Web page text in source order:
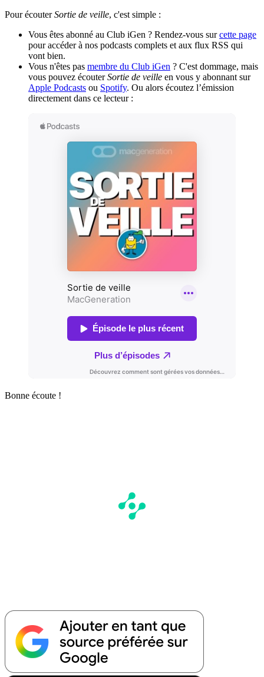
Pour écouterSortie de veille, c'est simple :
Vous êtes abonné au Club iGen ? Rendez-vous surcette page
pour accéder à nos podcasts complets et aux flux RSS qui
vont bien.
Vous n'êtes pas membre du Club iGen ? C'est dommage, mais
vous pouvez écouterSortie de veille en vous y abonnant sur
Apple Podcasts ou Spotify. Ou alors écoutez l’émission
directement dans ce lecteur :
Bonne écoute !